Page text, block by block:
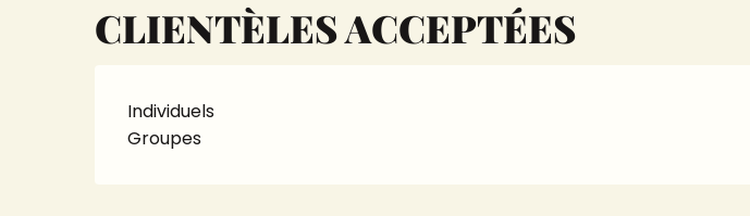
CLIENTÈLES ACCEPTÉES
Individuels
Groupes